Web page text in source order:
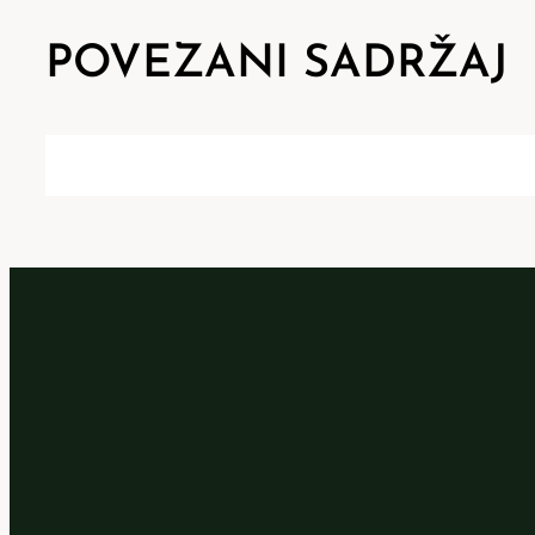
POVEZANI SADRŽAJ